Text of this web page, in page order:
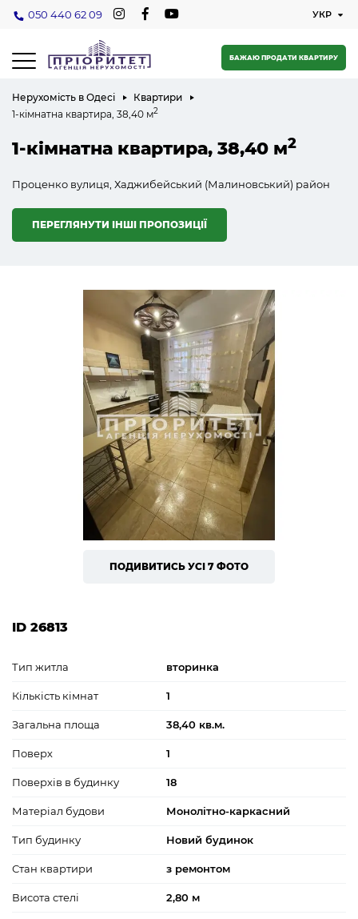
050 440 62 09
БАЖАЮ ПРОДАТИ КВАРТИРУ
Нерухомість в Одесі
Квартири
1-кімнатна квартира, 38,40 м2
1-кімнатна квартира, 38,40 м2
Проценко вулиця, Хаджибейський (Малиновський) район
ПЕРЕГЛЯНУТИ ІНШІ ПРОПОЗИЦІЇ
ПОДИВИТИСЬ УСІ 7 ФОТО
ID 26813
Тип житла вторинка
Кількість кімнат 1
Загальна площа 38,40 кв.м.
Поверх 1
Поверхів в будинку 18
Матеріал будови Монолітно-каркасний
Тип будинку Новий будинок
Стан квартири з ремонтом
Висота стелі 2,80 м